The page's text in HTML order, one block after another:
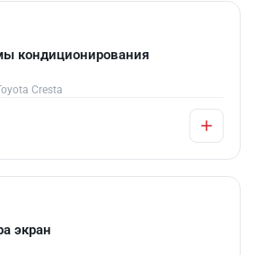
кондиционирования
Cresta
экран